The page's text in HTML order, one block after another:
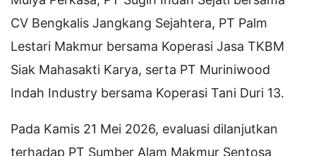
CV Bengkalis Jangkang Sejahtera, PT Palm
Lestari Makmur bersama Koperasi Jasa TKBM
Siak Mahasakti Karya, serta PT Muriniwood
Indah Industry bersama Koperasi Tani Duri 13.
Pada Kamis 21 Mei 2026, evaluasi dilanjutkan
terhadap PT Sumber Alam Makmur Sentosa